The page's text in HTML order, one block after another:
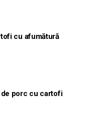
cu afumătură
de porc cu cartofi